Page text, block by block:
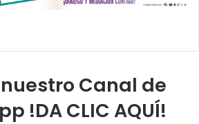
Canal de
!DA CLIC AQUÍ!